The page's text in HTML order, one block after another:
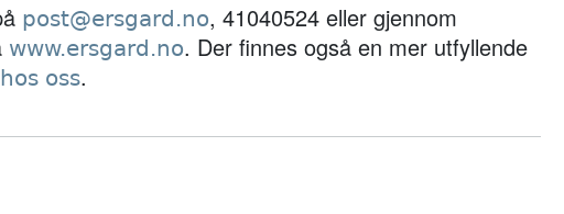
post@ersgard.no, 41040524 eller gjennom
www.ersgard.no. Der finnes også en mer utfyllende
oss.